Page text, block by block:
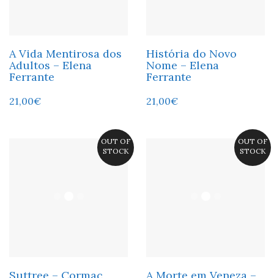
A Vida Mentirosa dos
Adultos – Elena
Ferrante
21,00€
História do Novo
Nome – Elena
Ferrante
21,00€
OUT OF
STOCK
OUT OF
STOCK